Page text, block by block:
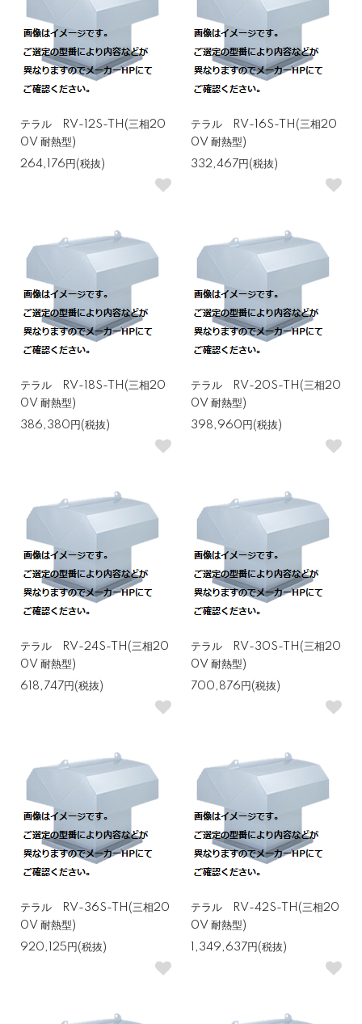
テラル RV-12S-TH(三相20
0V 耐熱型)
264,176円(税抜)
テラル RV-16S-TH(三相20
0V 耐熱型)
332,467円(税抜)
テラル RV-18S-TH(三相20
0V 耐熱型)
386,380円(税抜)
テラル RV-20S-TH(三相20
0V 耐熱型)
398,960円(税抜)
テラル RV-24S-TH(三相20
0V 耐熱型)
618,747円(税抜)
テラル RV-30S-TH(三相20
0V 耐熱型)
700,876円(税抜)
テラル RV-36S-TH(三相20
0V 耐熱型)
920,125円(税抜)
テラル RV-42S-TH(三相20
0V 耐熱型)
1,349,637円(税抜)